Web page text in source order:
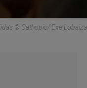
© Cathopic/ Exe Lobaiza